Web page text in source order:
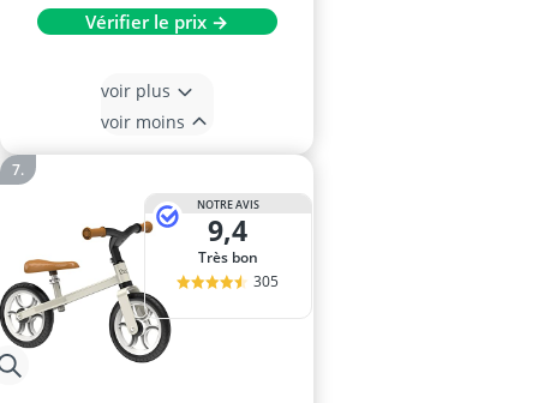
Vérifier le prix →
voir plus
voir moins
NOTRE AVIS
9,4
Très bon
305